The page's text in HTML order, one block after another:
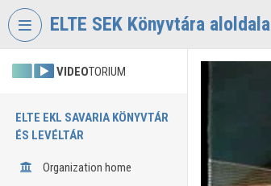
Skip header
ELTE SEK Könyvtára aloldala
VIDEOTORIUM
ELTE EKL SAVARIA KÖNYVTÁR
ÉS LEVÉLTÁR
Organization home